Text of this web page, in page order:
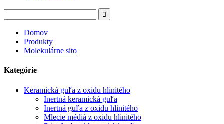
Domov
Produkty
Molekulárne sito
Kategórie
Keramická guľa z oxidu hlinitého
Inertná keramická guľa
Inertná guľa z oxidu hlinitého
Mlecie médiá z oxidu hlinitého